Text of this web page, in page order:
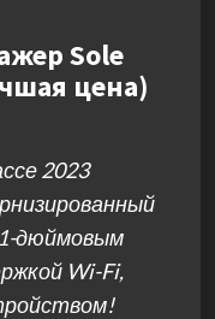
Sole
цена)
2023
дюймовым
Wi-Fi,